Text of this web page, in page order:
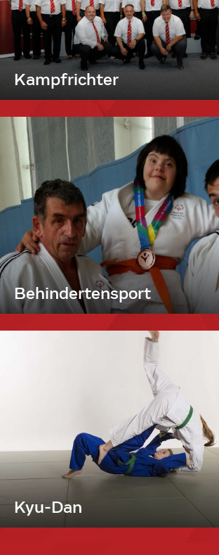
Kampfrichter
Behindertensport
Kyu-Dan